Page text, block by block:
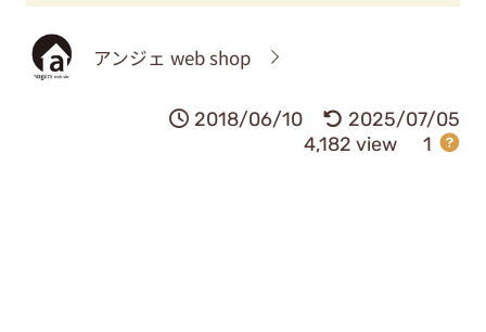
アンジェ web shop
2018/06/10
2025/07/05
4,182 view
1